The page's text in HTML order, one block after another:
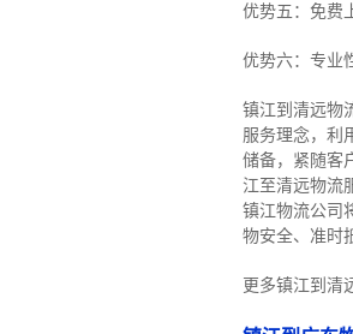
优势五：免费
优势六：专业
镇江到清远物
服务理念，利
储备，紧随客
江至清远物流
镇江物流公司
物安全、准时
更多镇江到清